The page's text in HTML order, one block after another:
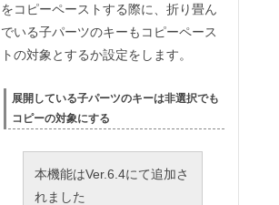
をコピーペーストする際に、折り畳ん
でいる子パーツのキーもコピーペース
トの対象とするか設定をします。
展開している子パーツのキーは非選択でも
コピーの対象にする
本機能はVer.6.4にて追加さ
れました